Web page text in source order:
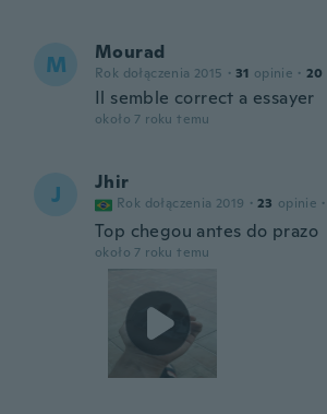
M Mourad
Rok dołączenia 2015 · 31 opinie · 20
Il semble correct a essayer
około 7 roku temu
J Jhir
Rok dołączenia 2019 · 23 opinie ·
Top chegou antes do prazo
około 7 roku temu